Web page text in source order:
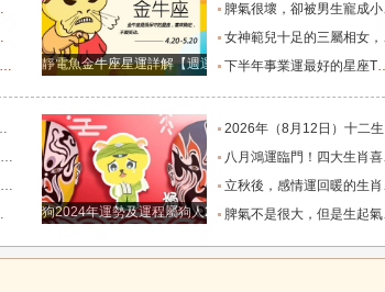
靜電魚金牛座星運詳解【週運2024年12月9日-12月15日】
脾氣很壞，卻被男生寵成小公主的四大星座女，無憂無慮沒煩惱_女生_魅力_所在
女神範兒十足的三屬相女，很受異性的歡迎，人生處處招桃花！_女性_魅力_機遇
下半年事業運最好的星座TOP4_獅子座_木星_天蠍座
狗2024年運勢及運程屬狗人2024運勢好嗎
2026年（8月12日）十二生肖最棒運勢播報_龍的_財富_方面
八月鴻運臨門！四大生肖喜事紮堆來襲，下半年一路順風順水到底_避雷_要點_合作
立秋後，感情運回暖的生肖TOP3_單身_放平_申金
脾氣不是很大，但是生起氣來很難哄的五大星座女_女性_情緒_給予